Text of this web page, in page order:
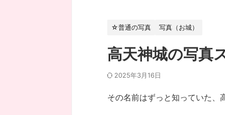
☆普通の写真 写真（お城）
高天神城の写真
2025年3月16日
その名前はずっと知っていた、